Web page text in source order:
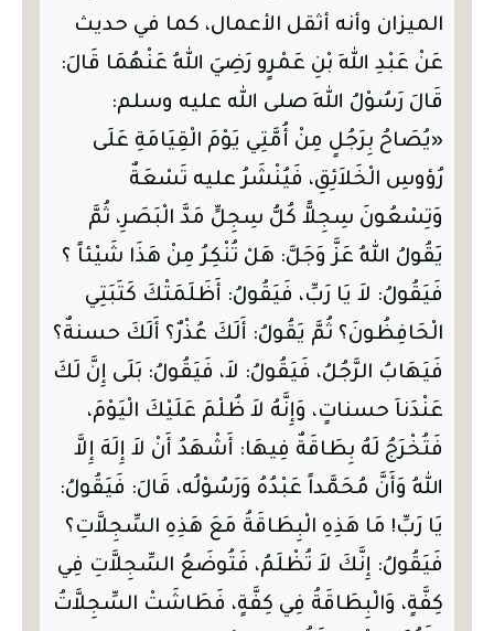
الميزان وأنه أثقل الأعمال، كما في حديث
عَنْ عَبْدِ اللهِ بْنِ عَمْرٍو رَضِيَ اللهُ عَنْهُمَا قَالَ:
قَالَ رَسُوْلُ اللهِ صلى الله عليه وسلم:
«يُصَاحُ بِرَجُلٍ مِنْ أُمَّتِي يَوْمَ الْقِيَامَةِ عَلَى
رُؤوسِ الْخَلاَئِقِ، فَيُنْشَرُ عليه تَسْعَةٌ
وَتِسْعُونَ سِجِلاًّ كُلُّ سِجِلٍّ مَدَّ الْبَصَرِ، ثُمَّ
يَقُولُ اللهُ عَزَّ وَجَلَّ: هَلْ تُنْكِرُ مِنْ هَذَا شَيْئاً ؟
فَيَقُولُ: لاَ يَا رَبِّ، فَيَقُولُ: أَظَلَمَتْكَ كَتَبَتِي
الْحَافِظُونَ؟ ثُمَّ يَقُولُ: أَلَكَ عُذْرٌ؟ أَلَكَ حسنةٌ؟
فَيَهَابُ الرَّجُلُ، فَيَقُولُ: لاَ، فَيَقُولُ: بَلَى إِنَّ لَكَ
عَنْدَناَ حسناتٍ، وَإِنَّهُ لاَ ظُلْمَ عَلَيْكَ الْيَوْمَ،
فَتُخْرَجُ لَهُ بِطَاقَةٌ فِيهَا: أَشْهَدُ أَنْ لاَ إِلَهَ إِلاَّ
اللهُ وَأَنَّ مُحَمَّداً عَبْدُهُ وَرَسُوْلُه، قَالَ: فَيَقُولُ:
يَا رَبِّ! مَا هَذِهِ الْبِطَاقَةُ مَعَ هَذِهِ السِّجِلاَّتِ؟
فَيَقُولُ: إِنَّكَ لاَ تُظْلَمُ، فَتُوضَعُ السِّجِلاَّتِ فِي
كِفَّةٍ، وَالْبِطَاقَةُ فِي كِفَّةٍ، فَطَاشَتْ السِّجِلاَّتُ